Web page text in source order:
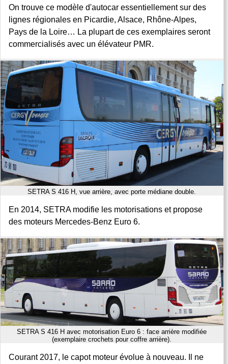
On trouve ce modèle d'autocar essentiellement sur des
lignes régionales en Picardie, Alsace, Rhône-Alpes,
Pays de la Loire… La plupart de ces exemplaires seront
commercialisés avec un élévateur PMR.
SETRA S 416 H, vue arrière, avec porte médiane double.
En 2014, SETRA modifie les motorisations et propose
des moteurs Mercedes-Benz Euro 6.
SETRA S 416 H avec motorisation Euro 6 : face arrière modifiée
(exemplaire crochets pour coffre arrière).
Courant 2017, le capot moteur évolue à nouveau. Il ne